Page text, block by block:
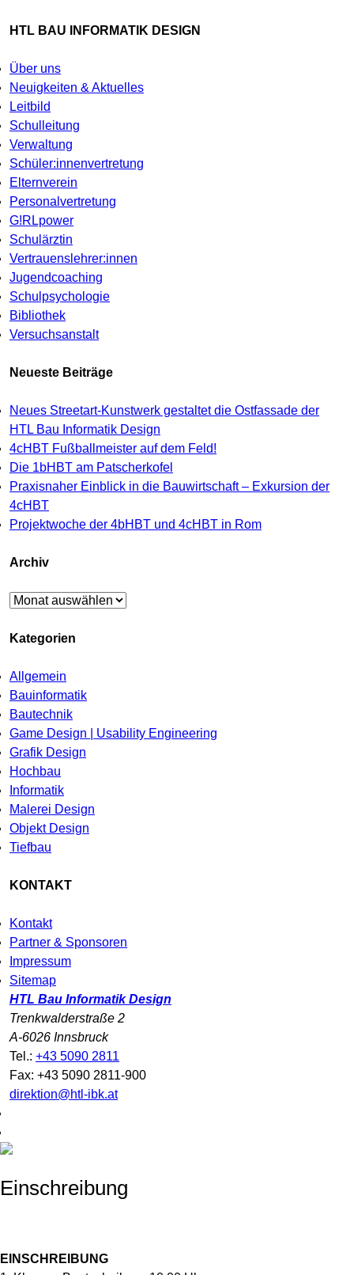
HTL BAU INFORMATIK DESIGN
Über uns
Neuigkeiten & Aktuelles
Leitbild
Schulleitung
Verwaltung
Schüler:innenvertretung
Elternverein
Personalvertretung
G!RLpower
Schulärztin
Vertrauenslehrer:innen
Jugendcoaching
Schulpsychologie
Bibliothek
Versuchsanstalt
Neueste Beiträge
Neues Streetart-Kunstwerk gestaltet die Ostfassade der
HTL Bau Informatik Design
4cHBT Fußballmeister auf dem Feld!
Die 1bHBT am Patscherkofel
Praxisnaher Einblick in die Bauwirtschaft – Exkursion der
4cHBT
Projektwoche der 4bHBT und 4cHBT in Rom
Archiv
Archiv
Kategorien
Allgemein
Bauinformatik
Bautechnik
Game Design | Usability Engineering
Grafik Design
Hochbau
Informatik
Malerei Design
Objekt Design
Tiefbau
KONTAKT
Kontakt
Partner & Sponsoren
Impressum
Sitemap
HTL Bau Informatik Design
Trenkwalderstraße 2
A-6026 Innsbruck
Tel.: +43 5090 2811
Fax: +43 5090 2811-900
direktion@htl-ibk.at
Einschreibung
EINSCHREIBUNG